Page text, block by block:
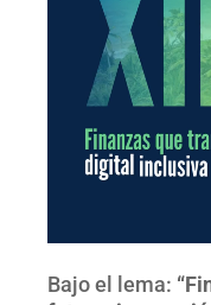
Bajo el lema: